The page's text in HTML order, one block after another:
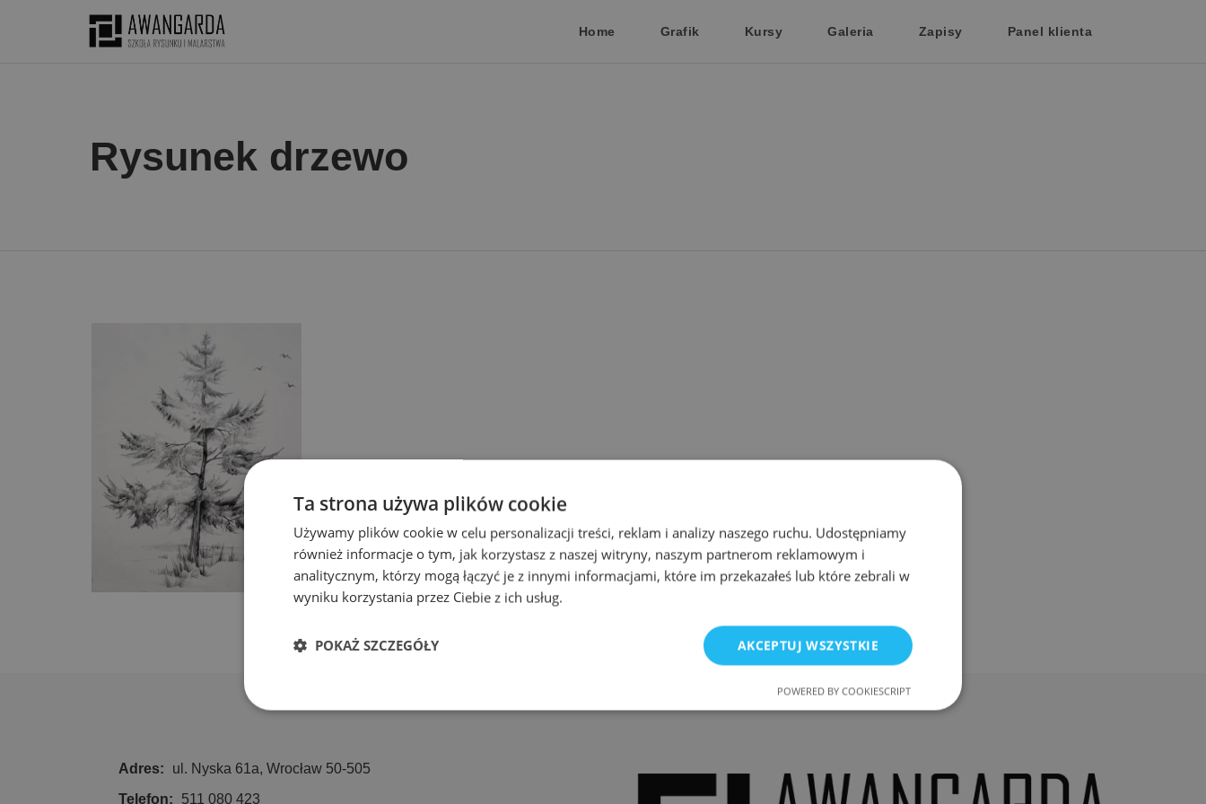
Home Grafik Kursy Galeria Zapisy Panel klienta
Rysunek drzewo
Adres:
ul. Nyska 61a, Wrocław 50-505
Telefon:
511 080 423
Ta strona używa plików cookie
Używamy plików cookie w celu personalizacji treści, reklam i analizy naszego ruchu. Udostępniamy
również informacje o tym, jak korzystasz z naszej witryny, naszym partnerom reklamowym i
analitycznym, którzy mogą łączyć je z innymi informacjami, które im przekazałeś lub które zebrali w
wyniku korzystania przez Ciebie z ich usług.
AKCEPTUJ WSZYSTKIE
POKAŻ SZCZEGÓŁY
Funkcjonalność
POWERED BY COOKIESCRIPT